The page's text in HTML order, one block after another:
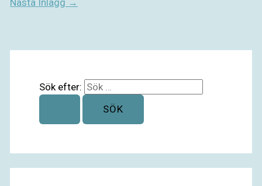
Sök efter: